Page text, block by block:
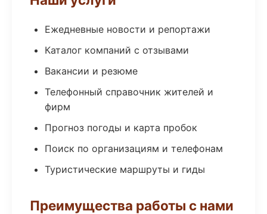
Ежедневные новости и репортажи
Каталог компаний с отзывами
Вакансии и резюме
Телефонный справочник жителей и
фирм
Прогноз погоды и карта пробок
Поиск по организациям и телефонам
Туристические маршруты и гиды
Преимущества работы с нами